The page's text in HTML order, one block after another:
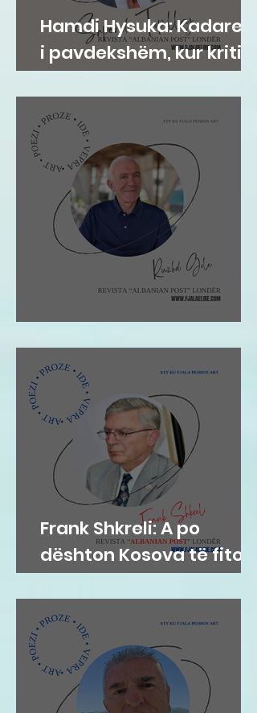
Hamdi Hysuka: Kadareja
i pavdekshëm, kur kritika
i jep formë kujtesës
Ruzhdi Gole: VIZITA IME
Frank Shkreli: A po
dështon Kosova të fitojë
paqen?